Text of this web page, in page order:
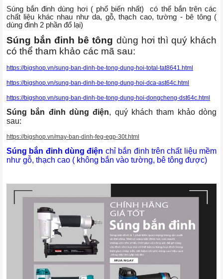
Súng bắn đinh dùng hơi ( phổ biến nhất) có thể bắn trên các
chất liệu khác nhau như da, gỗ, thạch cao, tường - bê tông (
dùng đinh 2 phần đổ lại)
Súng bắn đinh bê tông dùng hơi thì quý khách
có thể tham khảo các mã sau:
https://bigshop.vn/sung-ban-dinh-be-tong-dung-hoi-total-tat8641.html
https://bigshop.vn/sung-ban-dinh-be-tong-dung-hoi-dca-ast64c.html
https://bigshop.vn/sung-ban-dinh-be-tong-dung-hoi-dongcheng-dst64c.html
Súng bắn đinh dùng điện, quý khách tham khảo dòng
sau:
https://bigshop.vn/may-ban-dinh-feg-egp-30t.html
Súng bắn đinh dùng điện chỉ bắn đinh trên chất liệu mềm
như gỗ, thạch cao ( không bắn vào tường, bê tông được)